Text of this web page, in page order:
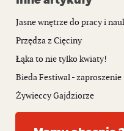
Jasne wnętrze do pracy i
Przędza z Cięciny
Łąka to nie tylko kwiaty!
Bieda Festiwal - zaproszenie
Żywieccy Gajdziorze